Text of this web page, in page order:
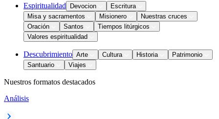
Espiritualidad Devocion
Escritura
Misa y sacramentos
Misionero
Nuestras cruces
Oración
Santos
Tiempos litúrgicos
Valores espiritualidad
Descubrimiento Arte Cultura Historia
Patrimonio
Santuario
Viajes
Nuestros formatos destacados
Análisis